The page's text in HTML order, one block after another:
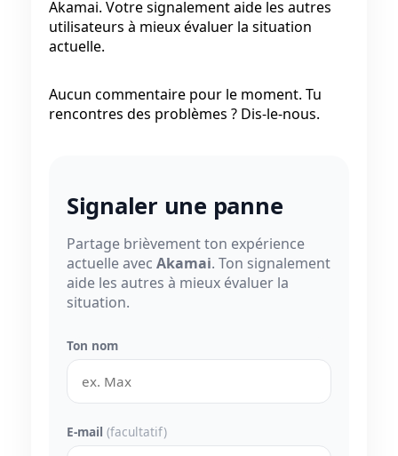
Akamai. Votre signalement aide les autres
utilisateurs à mieux évaluer la situation
actuelle.
Aucun commentaire pour le moment. Tu
rencontres des problèmes ? Dis-le-nous.
Signaler une panne
Partage brièvement ton expérience
actuelle avec Akamai. Ton signalement
aide les autres à mieux évaluer la
situation.
Ton nom
E-mail (facultatif)